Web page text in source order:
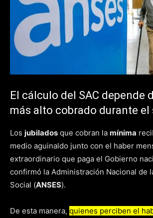
El cálculo del SAC depende
más alto cobrado durante el
Los jubilados que cobran la mínima
medio aguinaldo junto con el haber
extraordinario que paga el Gobierno
confirmó la Administración Nacional de
Social (ANSES).
De esta manera, quienes perciben el